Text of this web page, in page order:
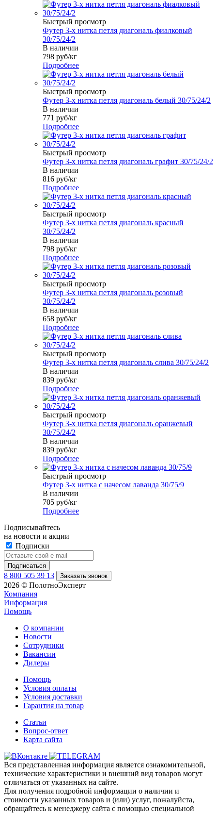
Быстрый просмотр
Футер 3-х нитка петля диагональ фиалковый
30/75/24/2
В наличии
798 руб/кг
Подробнее
Быстрый просмотр
Футер 3-х нитка петля диагональ белый 30/75/24/2
В наличии
771 руб/кг
Подробнее
Быстрый просмотр
Футер 3-х нитка петля диагональ графит 30/75/24/2
В наличии
816 руб/кг
Подробнее
Быстрый просмотр
Футер 3-х нитка петля диагональ красный
30/75/24/2
В наличии
798 руб/кг
Подробнее
Быстрый просмотр
Футер 3-х нитка петля диагональ розовый
30/75/24/2
В наличии
658 руб/кг
Подробнее
Быстрый просмотр
Футер 3-х нитка петля диагональ слива 30/75/24/2
В наличии
839 руб/кг
Подробнее
Быстрый просмотр
Футер 3-х нитка петля диагональ оранжевый
30/75/24/2
В наличии
839 руб/кг
Подробнее
Быстрый просмотр
Футер 3-х нитка с начесом лаванда 30/75/9
В наличии
705 руб/кг
Подробнее
Подписывайтесь
на новости и акции
Подписки
8 800 505 39 13 Заказать звонок
2026 © ПолотноЭксперт
Компания
Информация
Помощь
О компании
Новости
Сотрудники
Вакансии
Дилеры
Помощь
Условия оплаты
Условия доставки
Гарантия на товар
Статьи
Вопрос-ответ
Карта сайта
Вся представленная информация является ознакомительной,
технические характеристики и внешний вид товаров могут
отличаться от указанных на сайте.
Для получения подробной информации о наличии и
стоимости указанных товаров и (или) услуг, пожалуйста,
обращайтесь к менеджеру сайта с помощью специальной